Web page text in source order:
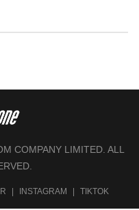
COMPANY LIMITED. ALL
INSTAGRAM TIKTOK